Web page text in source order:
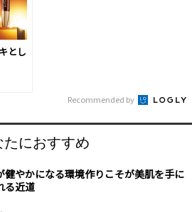
とし
Recommended by
たにおすすめ
健やかになる環境作りこそが美肌を手に
る近道